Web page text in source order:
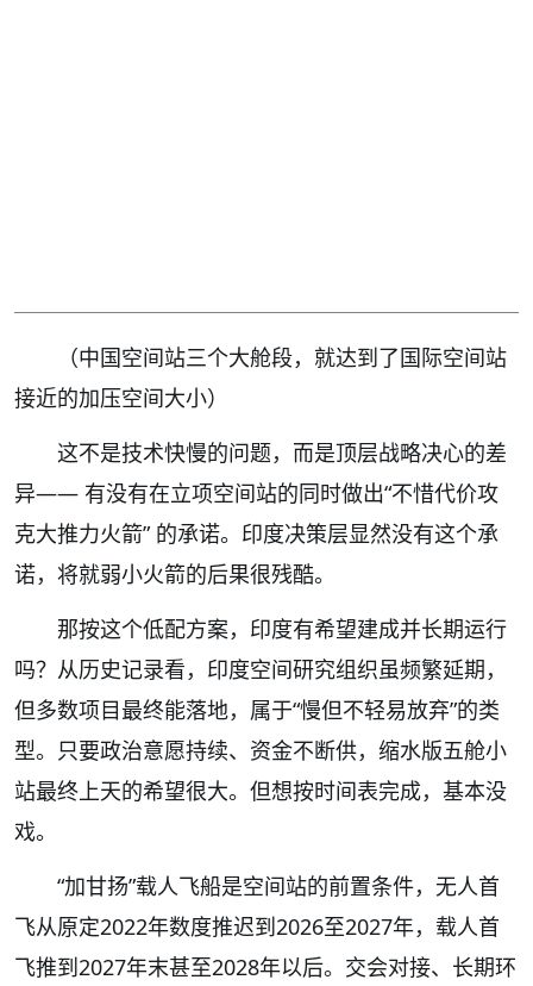
（中国空间站三个大舱段，就达到了国际空间站
接近的加压空间大小）
这不是技术快慢的问题，而是顶层战略决心的差
异—— 有没有在立项空间站的同时做出“不惜代价攻
克大推力火箭” 的承诺。印度决策层显然没有这个承
诺，将就弱小火箭的后果很残酷。
那按这个低配方案，印度有希望建成并长期运行
吗？从历史记录看，印度空间研究组织虽频繁延期，
但多数项目最终能落地，属于“慢但不轻易放弃”的类
型。只要政治意愿持续、资金不断供，缩水版五舱小
站最终上天的希望很大。但想按时间表完成，基本没
戏。
“加甘扬”载人飞船是空间站的前置条件，无人首
飞从原定2022年数度推迟到2026至2027年，载人首
飞推到2027年末甚至2028年以后。交会对接、长期环